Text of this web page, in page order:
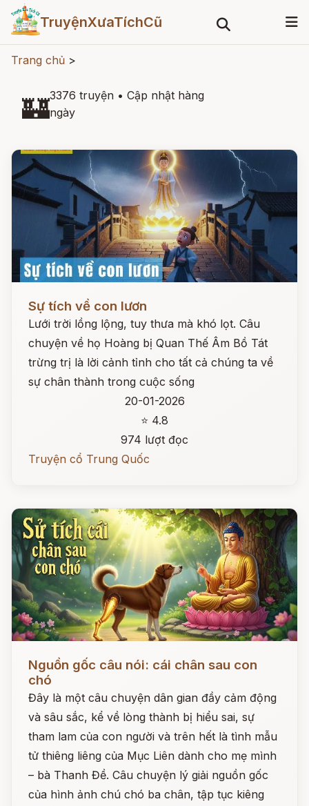
TruyệnXưaTíchCũ
Trang chủ >
🏰3376 truyện • Cập nhật hàng
ngày
Sự tích về con lươn
Lưới trời lồng lộng, tuy thưa mà khó lọt. Câu
chuyện về họ Hoàng bị Quan Thế Âm Bồ Tát
trừng trị là lời cảnh tỉnh cho tất cả chúng ta về
sự chân thành trong cuộc sống
20-01-2026
⭐ 4.8
974 lượt đọc
Truyện cổ Trung Quốc
Đọc ngay
Nguồn gốc câu nói: cái chân sau con
chó
Đây là một câu chuyện dân gian đầy cảm động
và sâu sắc, kể về lòng thành bị hiểu sai, sự
tham lam của con người và trên hết là tình mẫu
tử thiêng liêng của Mục Liên dành cho mẹ mình
– bà Thanh Đề. Câu chuyện lý giải nguồn gốc
của hình ảnh chú chó ba chân, tập tục kiêng